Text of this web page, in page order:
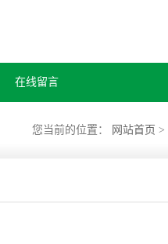
在线留言
您当前的位置： 网站首页 >